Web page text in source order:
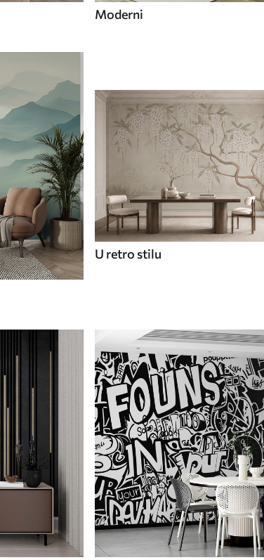
Moderni
U retro stilu